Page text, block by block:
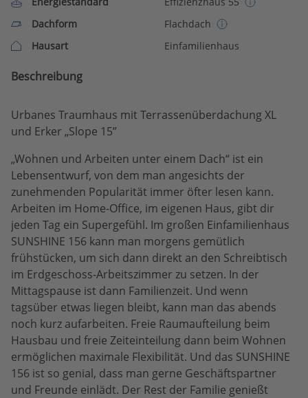
Dachform
Flachdach
Hausart
Einfamilienhaus
Beschreibung
Urbanes Traumhaus mit Terrassenüberdachung XL
und Erker „Slope 15”
„Wohnen und Arbeiten unter einem Dach“ ist ein
Lebensentwurf, von dem man angesichts der
zunehmenden Popularität immer öfter lesen kann.
Arbeiten im Home-Office, im eigenen Haus, gibt dir
jeden Tag ein Supergefühl. Im großen Einfamilienhaus
SUNSHINE 156 kann man morgens gemütlich
frühstücken, um sich dann direkt an den Schreibtisch
im Erdgeschoss-Arbeitszimmer zu setzen. In der
Mittagspause ist dann Familienzeit. Und wenn
tagsüber etwas liegen bleibt, kann man das abends
noch kurz aufarbeiten. Freie Raumaufteilung beim
Hausbau und freie Zeiteinteilung dann beim Wohnen
ermöglichen maximale Flexibilität. Und das SUNSHINE
156 ist so genial, dass man gerne Geschäftspartner
und Freunde einlädt. Der Rest der Familie genießt